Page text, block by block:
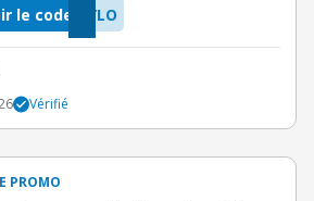
YLO
le code
Vérifié
PROMO